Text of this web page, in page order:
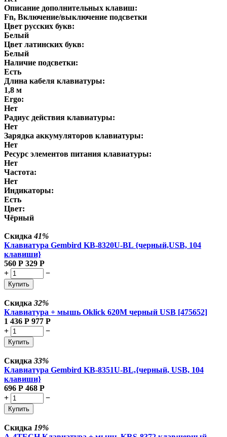
Описание дополнительных клавиш:
Fn, Включение/выключение подсветки
Цвет русских букв:
Белый
Цвет латинских букв:
Белый
Наличие подсветки:
Есть
Длина кабеля клавиатуры:
1,8 м
Ergo:
Нет
Радиус действия клавиатуры:
Нет
Зарядка аккумуляторов клавиатуры:
Нет
Ресурс элементов питания клавиатуры:
Нет
Частота:
Нет
Индикаторы:
Есть
Цвет:
Чёрный
Скидка41%
Клавиатура Gembird KB-8320U-BL {черный,USB, 104
клавиши}
560 Р 329 Р
+
−
Купить
Скидка 32%
Клавиатура + мышь Oklick 620M черный USB [475652]
1 436 Р 977 Р
+
−
Купить
Скидка 33%
Клавиатура Gembird KB-8351U-BL,{черный, USB, 104
клавиши}
696 Р 468 Р
+
−
Купить
Скидка 19%